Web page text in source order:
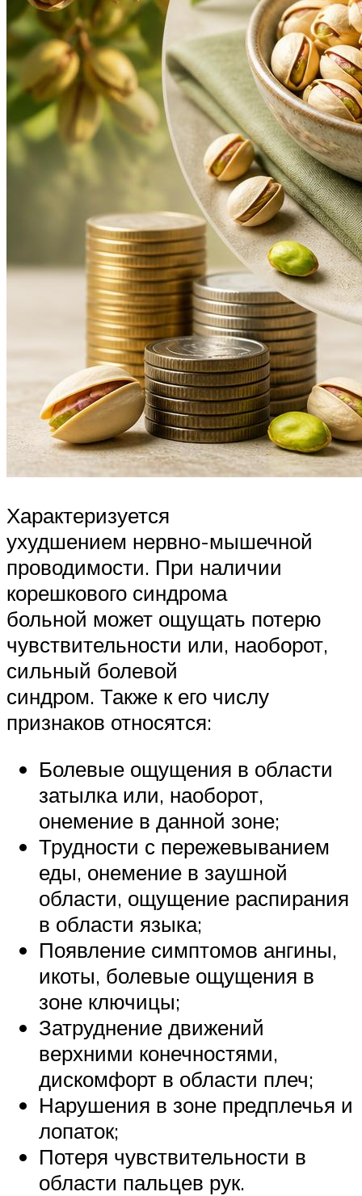
Характеризуется
ухудшением нервно-мышечной
проводимости. При наличии
корешкового синдрома
больной может ощущать потерю
чувствительности или, наоборот,
сильный болевой
синдром. Также к его числу
признаков относятся:
Болевые ощущения в области
затылка или, наоборот,
онемение в данной зоне;
Трудности с пережевыванием
еды, онемение в заушной
области, ощущение распирания
в области языка;
Появление симптомов ангины,
икоты, болевые ощущения в
зоне ключицы;
Затруднение движений
верхними конечностями,
дискомфорт в области плеч;
Нарушения в зоне предплечья и
лопаток;
Потеря чувствительности в
области пальцев рук.